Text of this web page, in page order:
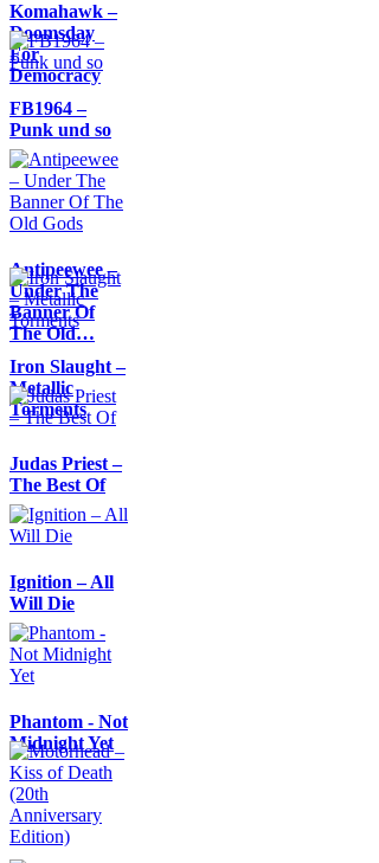
Komahawk –
Doomsday
For
Democracy
FB1964 –
Punk und so
Antipeewee –
Under The
Banner Of
The Old…
Iron Slaught –
Metallic
Torments
Judas Priest –
The Best Of
Ignition – All
Will Die
Phantom - Not
Midnight Yet